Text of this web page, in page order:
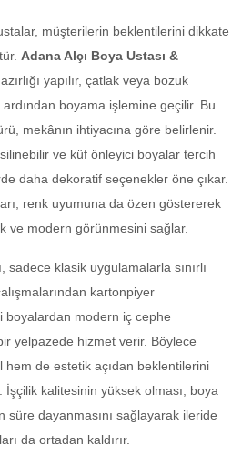
müşterilerin beklentilerini dikkate
Adana Alçı Boya Ustası &
yapılır, çatlak veya bozuk
boyama işlemine geçilir. Bu
mekânın ihtiyacına göre belirlenir.
ve küf önleyici boyalar tercih
daha dekoratif seçenekler öne çıkar.
renk uyumuna da özen göstererek
ve modern görünmesini sağlar.
sadece klasik uygulamalarla sınırlı
kartonpiyer
boyalardan modern iç cephe
yelpazede hizmet verir. Böylece
de estetik açıdan beklentilerini
İşçilik kalitesinin yüksek olması, boya
süre dayanmasını sağlayarak ileride
da ortadan kaldırır.